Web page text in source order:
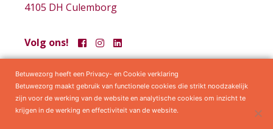
4105 DH Culemborg
Volg ons!
Samenwerkingen Privacy statement Algemene voorwaarden
Betuwezorg heeft een Privacy- en Cookie verklaring
Betuwezorg maakt gebruik van functionele cookies die strikt noodzakelijk
zijn voor de werking van de website en analytische cookies om inzicht te
krijgen in de werking en effectiviteit van de website.